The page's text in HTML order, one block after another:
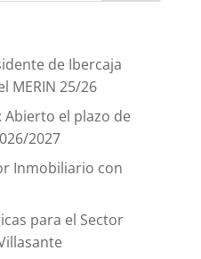
de Ibercaja
MERIN 25/26
el plazo de
2027
Inmobiliario con
para el Sector